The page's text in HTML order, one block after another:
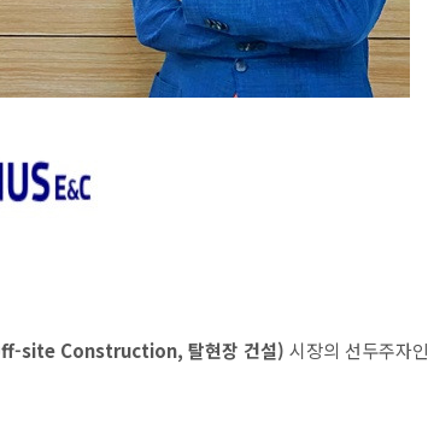
site Construction, 탈현장 건설) 시장의 선두주자인